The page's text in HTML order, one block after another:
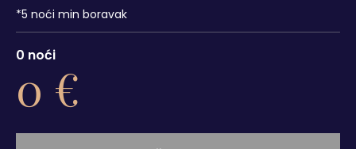
*5 noći min boravak
0 noći
0 €